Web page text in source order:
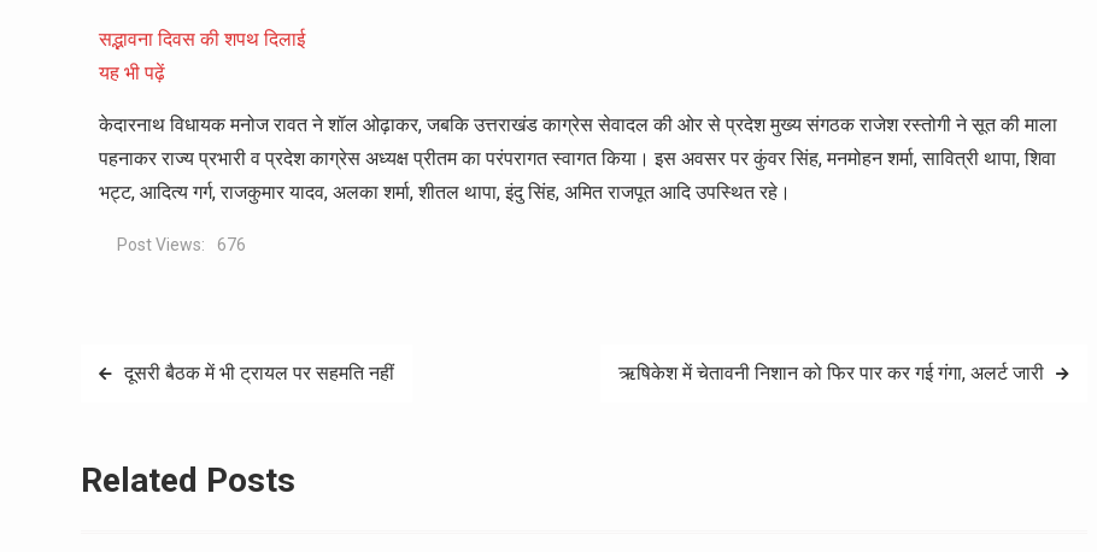
सद्भावना दिवस की शपथ दिलाई
यह भी पढ़ें
केदारनाथ विधायक मनोज रावत ने शॉल ओढ़ाकर, जबकि उत्तराखंड काग्रेस सेवादल की ओर से प्रदेश मुख्य संगठक राजेश रस्तोगी ने सूत की माला
पहनाकर राज्य प्रभारी व प्रदेश काग्रेस अध्यक्ष प्रीतम का परंपरागत स्वागत किया। इस अवसर पर कुंवर सिंह, मनमोहन शर्मा, सावित्री थापा, शिवा
भट्ट, आदित्य गर्ग, राजकुमार यादव, अलका शर्मा, शीतल थापा, इंदु सिंह, अमित राजपूत आदि उपस्थित रहे।
Post Views: 676
Postदूसरी बैठक में भी ट्रायल पर सहमति नहीं ऋषिकेश में चेतावनी निशान को फिर पार कर गई गंगा, अलर्ट जारी
Related Posts